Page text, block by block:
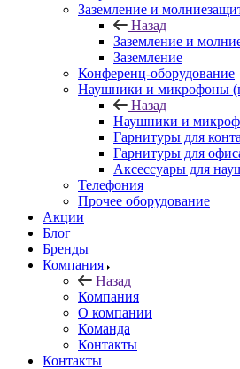
Заземление и
Назад
Заземление и
Заземление
Конференц-оборудование
Наушники и микрофоны
Назад
Наушники и
Гарнитуры для
Гарнитуры для
Аксессуары для
Телефония
Прочее оборудование
Акции
Блог
Бренды
Компания
Назад
Компания
О компании
Команда
Контакты
Контакты